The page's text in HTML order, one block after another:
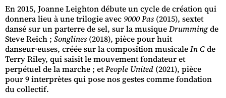
En 2015, Joanne Leighton débute un cycle de création qui
donnera lieu à une trilogie avec 9000 Pas (2015), sextet
dansé sur un parterre de sel, sur la musiqueDrummingde
Steve Reich ; Songlines (2018), pièce pour huit
danseur·euses, créée sur la composition musicaleIn Cde
Terry Riley, qui saisit le mouvement fondateur et
perpétuel de la marche ; etPeople United (2021), pièce
pour 9 interprètes qui pose nos gestes comme fondation
du collectif.